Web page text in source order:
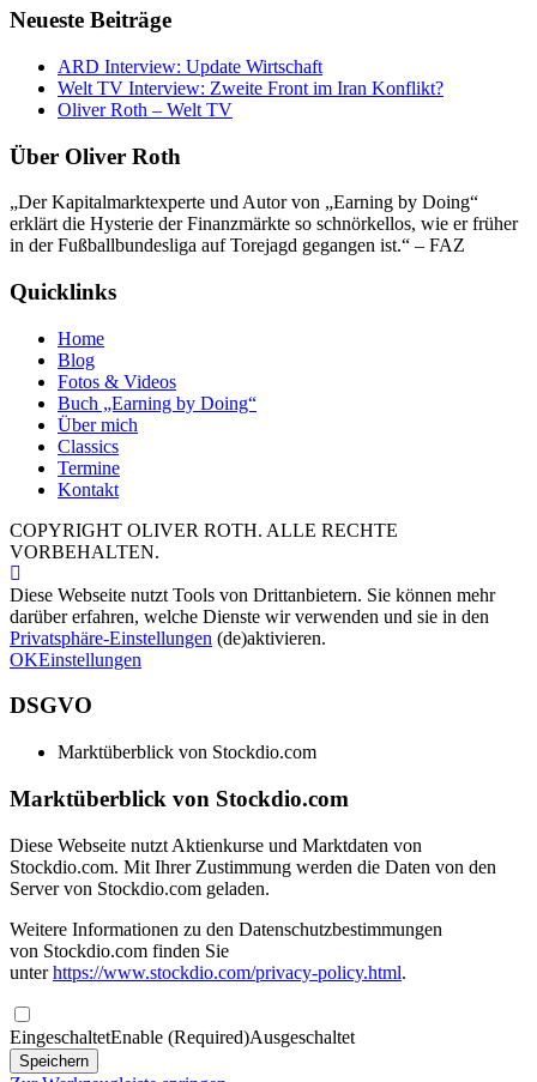
Neueste Beiträge
ARD Interview: Update Wirtschaft
Welt TV Interview: Zweite Front im Iran Konflikt?
Oliver Roth – Welt TV
Über Oliver Roth
„Der Kapitalmarktexperte und Autor von „Earning by Doing“
erklärt die Hysterie der Finanzmärkte so schnörkellos, wie er früher
in der Fußballbundesliga auf Torejagd gegangen ist.“ – FAZ
Quicklinks
Home
Blog
Fotos & Videos
Buch „Earning by Doing“
Über mich
Classics
Termine
Kontakt
COPYRIGHT OLIVER ROTH. ALLE RECHTE
VORBEHALTEN.
Diese Webseite nutzt Tools von Drittanbietern. Sie können mehr
darüber erfahren, welche Dienste wir verwenden und sie in den
Privatsphäre-Einstellungen (de)aktivieren.
OKEinstellungen
DSGVO
Marktüberblick von Stockdio.com
Marktüberblick von Stockdio.com
Diese Webseite nutzt Aktienkurse und Marktdaten von
Stockdio.com. Mit Ihrer Zustimmung werden die Daten von den
Server von Stockdio.com geladen.
Weitere Informationen zu den Datenschutzbestimmungen
von Stockdio.com finden Sie
unterhttps://www.stockdio.com/privacy-policy.html.
EingeschaltetEnable (Required)Ausgeschaltet